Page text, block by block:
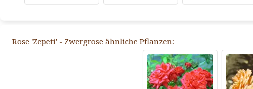
Rose 'Zepeti' - Zwergrose ähnliche Pflanzen: